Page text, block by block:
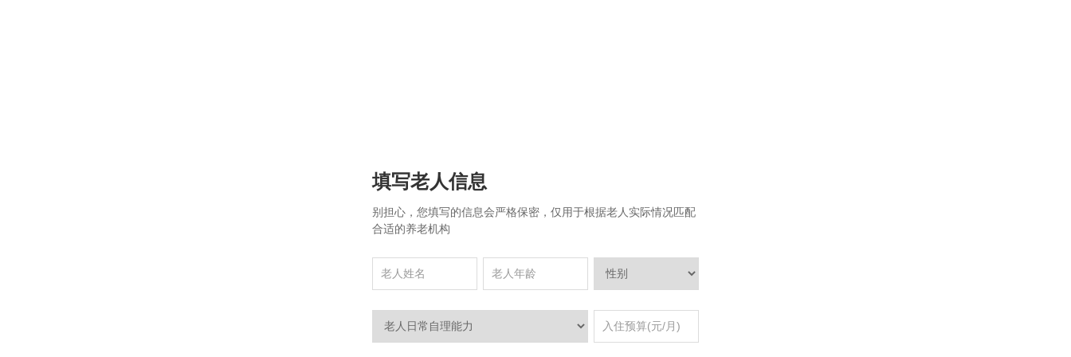
填写老人信息
别担心，您填写的信息会严格保密，仅用于根据老人实际情况匹配
合适的养老机构